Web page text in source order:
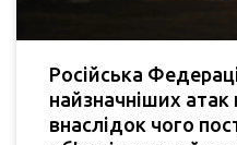
Російська
найзначніших атак
внаслідок чого